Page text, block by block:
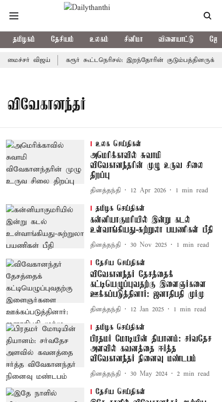
தமிழகம் தேசியம் உலகம் சினிமா விளையாட்டு
விஜய் கரூர் கூட்டநெரிசல்: இறந்தோரின்
விவேகானந்தர்
உலக செய்திகள்
அமெரிக்காவில் சுவாமி
விவேகானந்தரின் முழு உருவ சிலை
திறப்பு
தினத்தந்தி 12 Apr 2026 1 min read
தமிழக செய்திகள்
கன்னியாகுமரியில் இன்று கடல்
உள்வாங்கியது-சுற்றுலா பயணிகள் பீதி
தினத்தந்தி 30 Nov 2025 1 min read
தேசிய செய்திகள்
விவேகானந்தர் தேசத்தைக்
கட்டியெழுப்புவதற்கு இளைஞர்களை
ஊக்கப்படுத்தினார்: ஜனாதிபதி முர்மு
தினத்தந்தி 12 Jan 2025 1 min read
தமிழக செய்திகள்
பிரதமர் மோடியின் தியானம்: சர்வதேச
அளவில் கவனத்தை ஈர்த்த
விவேகானந்தர் நினைவு மண்டபம்
தினத்தந்தி 30 May 2024 2 min read
தேசிய செய்திகள்